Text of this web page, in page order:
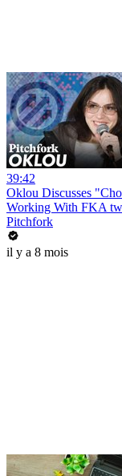
39:42
Oklou Discusses
Working With FKA
Pitchfork
il y a 8 mois